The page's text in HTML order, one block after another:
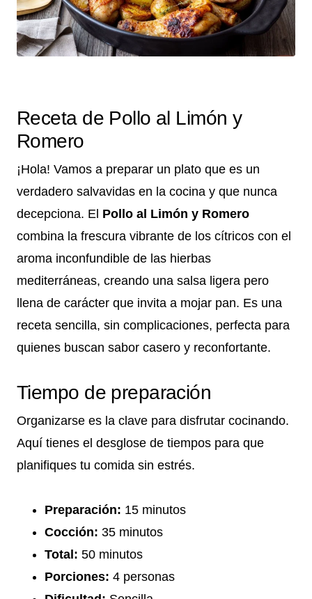
Receta de Pollo al Limón y
Romero
¡Hola! Vamos a preparar un plato que es un
verdadero salvavidas en la cocina y que nunca
decepciona. El Pollo al Limón y Romero
combina la frescura vibrante de los cítricos con el
aroma inconfundible de las hierbas
mediterráneas, creando una salsa ligera pero
llena de carácter que invita a mojar pan. Es una
receta sencilla, sin complicaciones, perfecta para
quienes buscan sabor casero y reconfortante.
Tiempo de preparación
Organizarse es la clave para disfrutar cocinando.
Aquí tienes el desglose de tiempos para que
planifiques tu comida sin estrés.
Preparación: 15 minutos
Cocción: 35 minutos
Total: 50 minutos
Porciones: 4 personas